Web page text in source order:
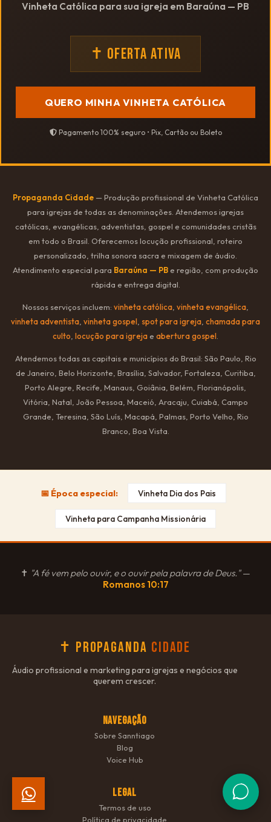
Vinheta Católica para sua igreja em Baraúna — PB
✝ OFERTA ATIVA
QUERO MINHA VINHETA CATÓLICA
Pagamento 100% seguro • Pix, Cartão ou Boleto
Propaganda Cidade — Produção profissional de Vinheta Católica
para igrejas de todas as denominações. Atendemos igrejas
católicas, evangélicas, adventistas, gospel e comunidades cristãs
em todo o Brasil. Oferecemos locução profissional, roteiro
personalizado, trilha sonora sacra e mixagem de áudio.
Atendimento especial para Baraúna — PB e região, com produção
rápida e entrega digital.
Nossos serviços incluem: vinheta católica vinheta evangélica
vinheta adventista vinheta gospel spot para igreja chamada para
culto locução para igreja e abertura gospel
Atendemos todas as capitais e municípios do Brasil: São Paulo, Rio
de Janeiro, Belo Horizonte, Brasília, Salvador, Fortaleza, Curitiba,
Porto Alegre, Recife, Manaus, Goiânia, Belém, Florianópolis,
Vitória, Natal, João Pessoa, Maceió, Aracaju, Cuiabá, Campo
Grande, Teresina, São Luís, Macapá, Palmas, Porto Velho, Rio
Branco, Boa Vista.
📅 Época especial: Vinheta Dia dos Pais
Vinheta para Campanha Missionária
✝ "A fé vem pelo ouvir, e o ouvir pela palavra de Deus."—
Romanos 10:17
✝ Propaganda Cidade
Áudio profissional e marketing para igrejas e negócios que
querem crescer.
NAVEGAÇÃO
Sobre Sanntiago
Blog
Voice Hub
LEGAL
Termos de uso
Política de privacidade